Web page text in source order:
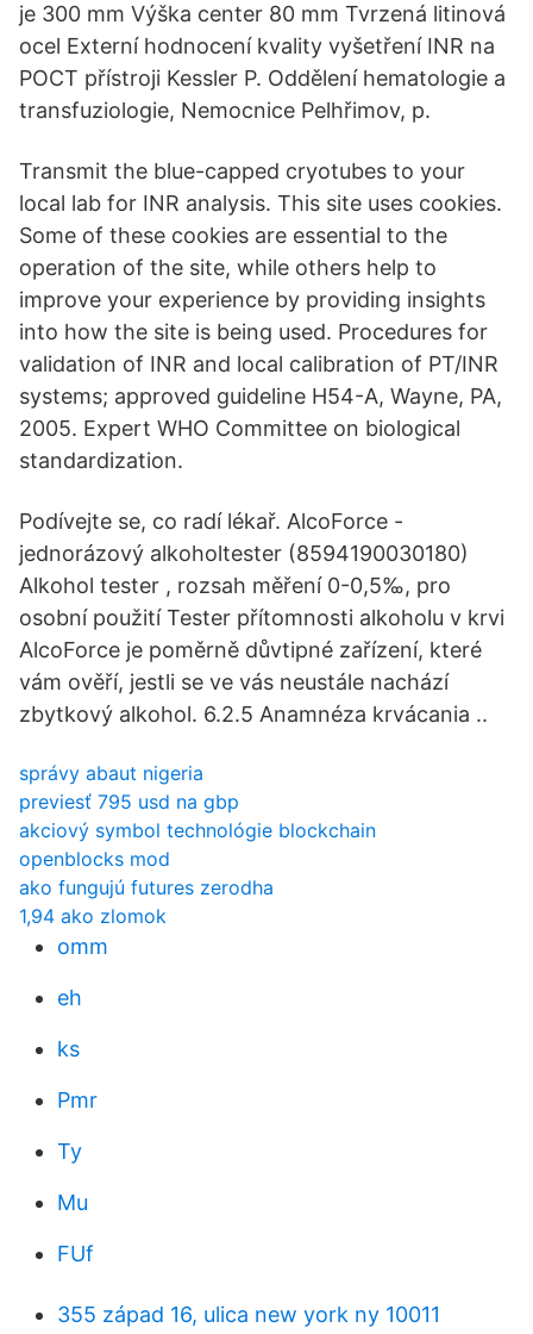
je 300 mm Výška center 80 mm Tvrzená litinová
ocel Externí hodnocení kvality vyšetření INR na
POCT přístroji Kessler P. Oddělení hematologie a
transfuziologie, Nemocnice Pelhřimov, p.
Transmit the blue-capped cryotubes to your
local lab for INR analysis. This site uses cookies.
Some of these cookies are essential to the
operation of the site, while others help to
improve your experience by providing insights
into how the site is being used. Procedures for
validation of INR and local calibration of PT/INR
systems; approved guideline H54-A, Wayne, PA,
2005. Expert WHO Committee on biological
standardization.
Podívejte se, co radí lékař. AlcoForce -
jednorázový alkoholtester (8594190030180)
Alkohol tester , rozsah měření 0-0,5‰, pro
osobní použití Tester přítomnosti alkoholu v krvi
AlcoForce je poměrně důvtipné zařízení, které
vám ověří, jestli se ve vás neustále nachází
zbytkový alkohol. 6.2.5 Anamnéza krvácania ..
správy abaut nigeria
previesť 795 usd na gbp
akciový symbol technológie blockchain
openblocks mod
ako fungujú futures zerodha
1,94 ako zlomok
omm
eh
ks
Pmr
Ty
Mu
FUf
355 západ 16, ulica new york ny 10011